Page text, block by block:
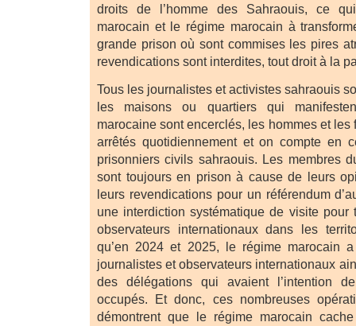
droits de l’homme des Sahraouis, ce
marocain et le régime marocain à
grande prison où sont commises les pires
revendications sont interdites, tout droit à la
Tous les journalistes et activistes sahraouis
les maisons ou quartiers qui
marocaine sont encerclés, les hommes et les
arrêtés quotidiennement et on compte en
prisonniers civils sahraouis. Les membres
sont toujours en prison à cause de leurs
leurs revendications pour un référendum
une interdiction systématique de visite pour
observateurs internationaux dans les
qu’en 2024 et 2025, le régime marocain
journalistes et observateurs internationaux
des délégations qui avaient l’intention
occupés. Et donc, ces nombreuses
démontrent que le régime marocain